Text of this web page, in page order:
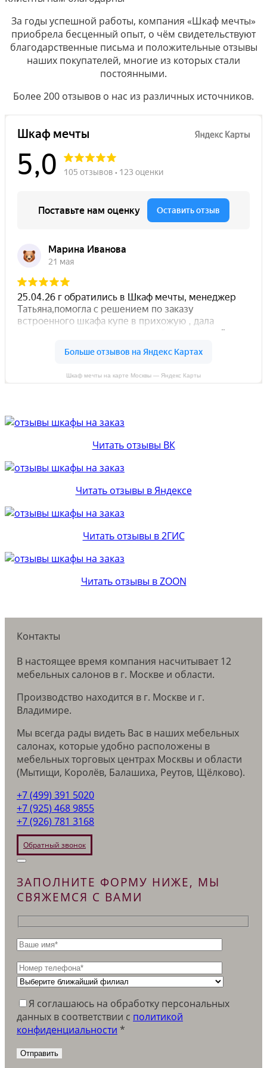
За годы успешной работы, компания «Шкаф мечты»
приобрела бесценный опыт, о чём свидетельствуют
благодарственные письма и положительные отзывы
наших покупателей, многие из которых стали
постоянными.
Более 200 отзывов о нас из различных источников.
Шкаф мечты на карте Москвы — Яндекс Карты
Читать отзывы ВК
Читать отзывы в Яндексе
Читать отзывы в 2ГИС
Читать отзывы в ZOON
Контакты
В настоящее время компания насчитывает 12
мебельных салонов в г. Москве и области.
Производство находится в г. Москве и г.
Владимире.
Мы всегда рады видеть Вас в наших мебельных
салонах, которые удобно расположены в
мебельных торговых центрах Москвы и области
(Мытищи, Королёв, Балашиха, Реутов, Щёлково).
+7 (499) 391 5020
+7 (925) 468 9855
+7 (926) 781 3168
Обратный звонок
ЗАПОЛНИТЕ ФОРМУ НИЖЕ, МЫ
СВЯЖЕМСЯ С ВАМИ
Я соглашаюсь на обработку персональных
данных в соответствии c политикой
конфиденциальности *